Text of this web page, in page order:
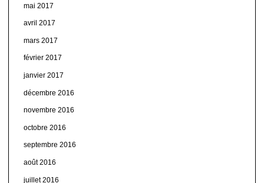
mai 2017
avril 2017
mars 2017
février 2017
janvier 2017
décembre 2016
novembre 2016
octobre 2016
septembre 2016
août 2016
juillet 2016